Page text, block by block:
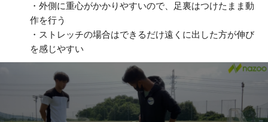
・外側に重心がかかりやすいので、足裏はつけたまま動
作を行う
・ストレッチの場合はできるだけ遠くに出した方が伸び
を感じやすい